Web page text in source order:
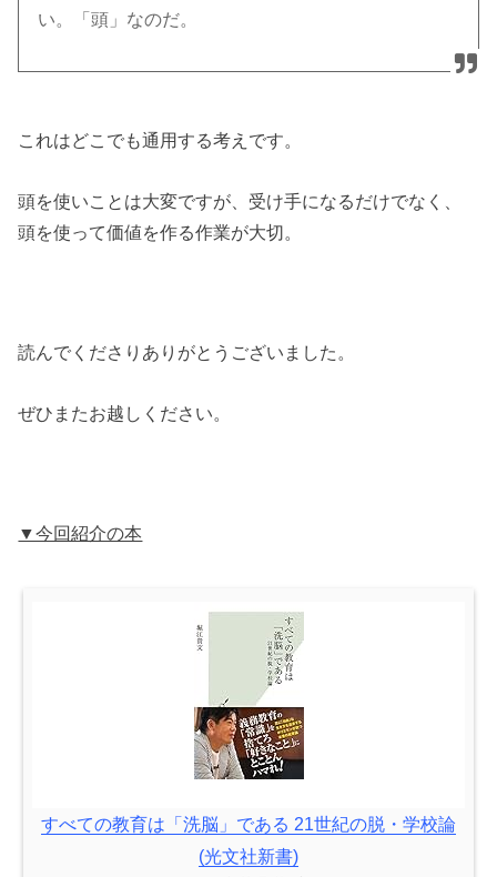
い。「頭」なのだ。
これはどこでも通用する考えです。
頭を使いことは大変ですが、受け手になるだけでなく、
頭を使って価値を作る作業が大切。
読んでくださりありがとうございました。
ぜひまたお越しください。
▼今回紹介の本
すべての教育は「洗脳」である 21世紀の脱・学校論
(光文社新書)